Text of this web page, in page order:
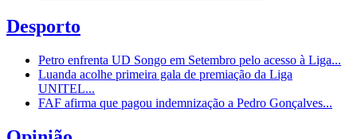
Desporto
Petro enfrenta UD Songo em Setembro pelo acesso à Liga...
Luanda acolhe primeira gala de premiação da Liga
UNITEL...
FAF afirma que pagou indemnização a Pedro Gonçalves...